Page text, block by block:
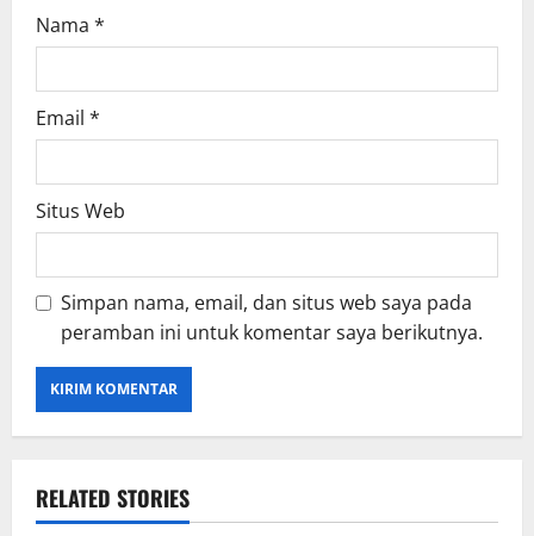
Nama *
Email *
Situs Web
Simpan nama, email, dan situs web saya pada
peramban ini untuk komentar saya berikutnya.
RELATED STORIES